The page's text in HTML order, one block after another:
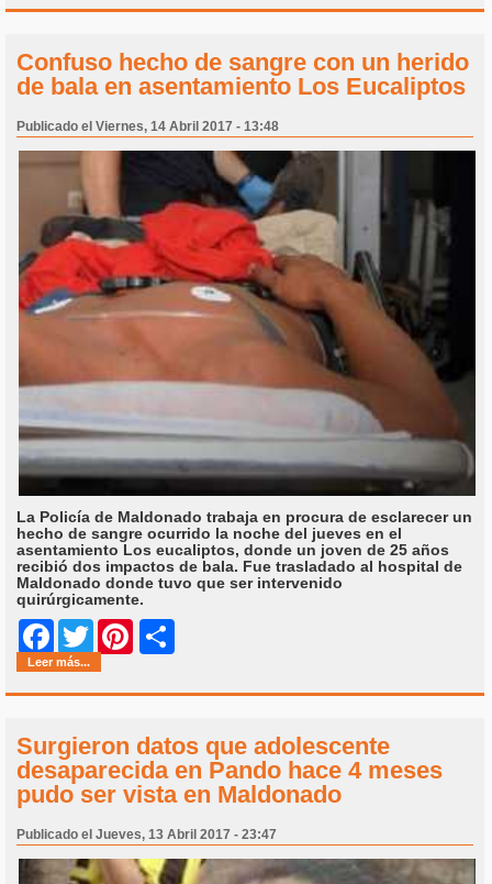
Confuso hecho de sangre con un herido
de bala en asentamiento Los Eucaliptos
Publicado el Viernes, 14 Abril 2017 - 13:48
La Policía de Maldonado trabaja en procura de esclarecer un
hecho de sangre ocurrido la noche del jueves en el
asentamiento Los eucaliptos, donde un joven de 25 años
recibió dos impactos de bala. Fue trasladado al hospital de
Maldonado donde tuvo que ser intervenido
quirúrgicamente.
Facebook
Twitter Pinterest
Leer más...
Surgieron datos que adolescente
desaparecida en Pando hace 4 meses
pudo ser vista en Maldonado
Publicado el Jueves, 13 Abril 2017 - 23:47